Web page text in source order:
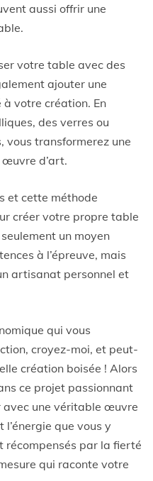
aussi offrir une
votre table avec des
ajouter une
à votre création. En
des verres ou
vous transformerez une
d’art.
et cette méthode
créer votre propre table
un moyen
à l’épreuve, mais
artisanat personnel et
qui vous
croyez-moi, et peut-
création boisée ! Alors
ce projet passionnant
une véritable œuvre
que vous y
récompensés par la fierté
qui raconte votre